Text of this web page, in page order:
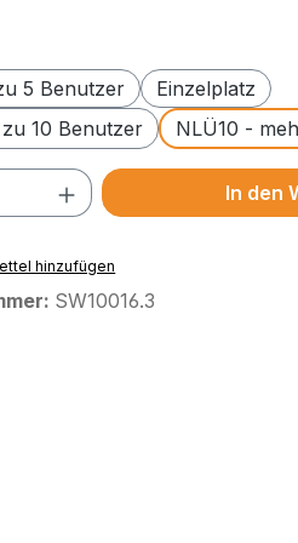
5 Benutzer
Einzelplatz
10 Benutzer
NLÜ10 -
Gib denIn den
hinzufügen
SW10016.3